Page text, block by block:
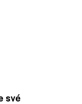
své